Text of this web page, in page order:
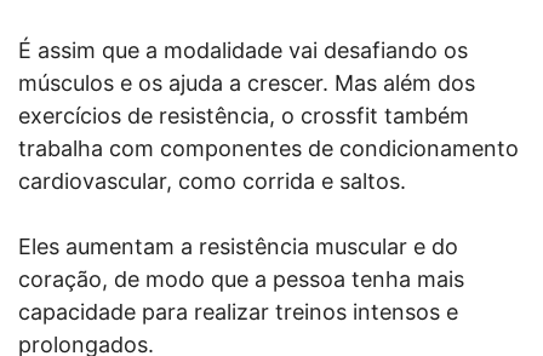
É assim que a modalidade vai desafiando os
músculos e os ajuda a crescer. Mas além dos
exercícios de resistência, o crossfit também
trabalha com componentes de condicionamento
cardiovascular, como corrida e saltos.
Eles aumentam a resistência muscular e do
coração, de modo que a pessoa tenha mais
capacidade para realizar treinos intensos e
prolongados.